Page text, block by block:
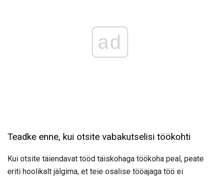
ad
Teadke enne, kui otsite vabakutselisi töökohti
Kui otsite täiendavat tööd täiskohaga töökoha peal, peate
eriti hoolikalt jälgima, et teie osalise tööajaga töö ei